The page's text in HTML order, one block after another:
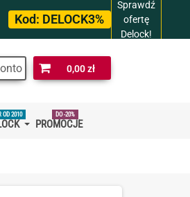
Kod: DELOCK3%
Sprawdź
ofertę
Delock!
0,00 zł
OD 2010
PROMOCJE
DO -20%